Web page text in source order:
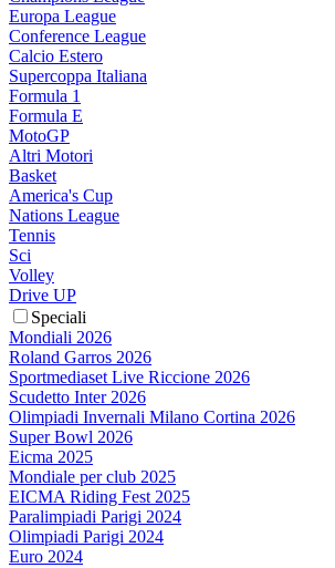
Europa League
Conference League
Calcio Estero
Supercoppa Italiana
Formula 1
Formula E
MotoGP
Altri Motori
Basket
America's Cup
Nations League
Tennis
Sci
Volley
Drive UP
Speciali
Mondiali 2026
Roland Garros 2026
Sportmediaset Live Riccione 2026
Scudetto Inter 2026
Olimpiadi Invernali Milano Cortina 2026
Super Bowl 2026
Eicma 2025
Mondiale per club 2025
EICMA Riding Fest 2025
Paralimpiadi Parigi 2024
Olimpiadi Parigi 2024
Euro 2024